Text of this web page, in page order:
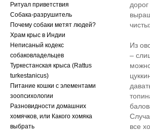
Ритуал приветствия
Собака-разрушитель
Почему собаки метят людей?
Храм крыс в Индии
Неписаный кодекс
собаковладельцев
Туркестанская крыса (Rattus
turkestanicus)
Питание кошки с элементами
зоопсихологии
Разновидности домашних
хомячков, или Какого хомяка
выбрать
Из
–
все